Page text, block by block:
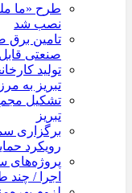
طرح «ما
نصب شد
تامین
صنعتی
تولید
تبریز به مرز ۱۰۰ هزار تن نزدیک شد
تشکیل
تبریز
برگزاری
رویکرد
پروژه‌های
اجرا / چند